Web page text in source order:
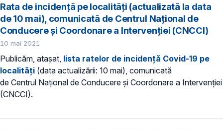
Rata de incidență pe localități (actualizată la data
de 10 mai), comunicată de Centrul Național de
Conducere și Coordonare a Intervenției (CNCCI)
10 mai 2021
Publicăm, atașat, lista ratelor de incidență Covid-19 pe
localități (data actualizării: 10 mai), comunicată
de Centrul Național de Conducere și Coordonare a Intervenției
(CNCCI).